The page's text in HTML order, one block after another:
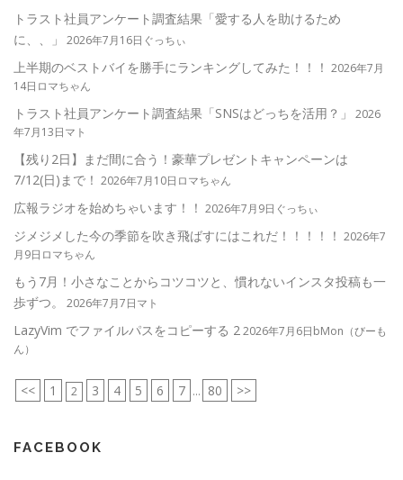
トラスト社員アンケート調査結果「愛する人を助けるため
に、、」
2026年7月16日ぐっちぃ
上半期のベストバイを勝手にランキングしてみた！！！ 2026年7月
14日ロマちゃん
トラスト社員アンケート調査結果「SNSはどっちを活用？」
2026
年7月13日マト
【残り2日】まだ間に合う！豪華プレゼントキャンペーンは
7/12(日)まで！ 2026年7月10日ロマちゃん
広報ラジオを始めちゃいます！！ 2026年7月9日ぐっちぃ
ジメジメした今の季節を吹き飛ばすにはこれだ！！！！！ 2026年7
月9日ロマちゃん
もう7月！小さなことからコツコツと、慣れないインスタ投稿も一
歩ずつ。
2026年7月7日マト
LazyVim でファイルパスをコピーする 22026年7月6日bMon（びーも
ん）
<< 1 2 3 4 5 6 7 ... 80 >>
FACEBOOK